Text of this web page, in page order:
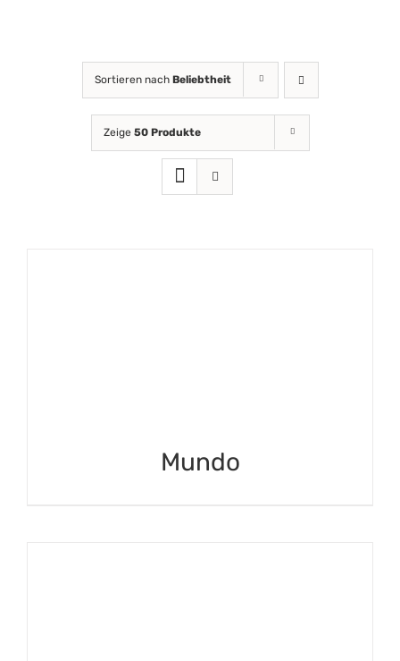
Sortieren nach Beliebtheit
Zeige 50 Produkte
Mundo